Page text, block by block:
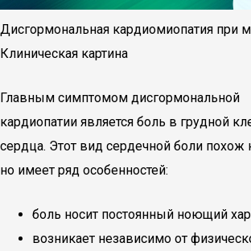
Дисгормональная кардиомиопатия при
Клиническая картина
Главным симптомом дисгормональной
кардиопатии является боль в грудной
сердца. Этот вид сердечной боли похож
но имеет ряд особенностей:
боль носит постоянный ноющий
возникает независимо от